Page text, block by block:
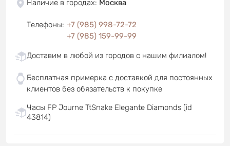
Наличие в городах: Москва
Телефоны: +7 (985) 998-72-72
+7 (985) 159-99-99
Доставим в любой из городов с нашим филиалом!
Бесплатная примерка с доставкой для постоянных
клиентов без обязательств к покупке
Часы FP Journe TtSnake Elegante Diamonds (id
43814)